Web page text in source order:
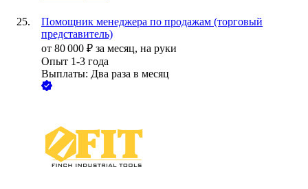
Помощник менеджера по продажам (торговый
представитель)
от 80 000 ₽ за месяц, на руки
Опыт 1-3 года
Выплаты: Два раза в месяц